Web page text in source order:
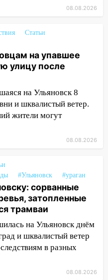
на улице
сами
не
ломать город:
рухнул
обманули
ульяновцам на
улицу
со
рассказали,
мощного
08.08.2026
Статьи
на упавшее
улицу после
на Ульяновск 8
и шквалистый ветер.
жители могут
08.08.2026
#Ульяновск #ураган
сорванные
затопленные
трамваи
на Ульяновск днём
и шквалистый ветер
в разных
08.08.2026